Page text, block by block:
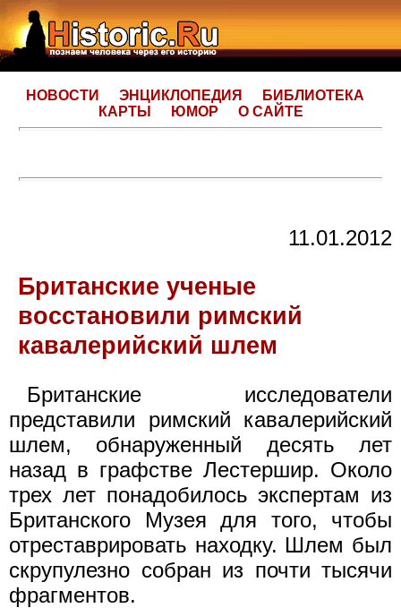
НОВОСТИ ЭНЦИКЛОПЕДИЯ
БИБЛИОТЕКА
КАРТЫ
ЮМОР О САЙТЕ
11.01.2012
Британские ученые
восстановили римский
кавалерийский шлем
Британские исследователи
представили римский кавалерийский
шлем, обнаруженный десять лет
назад в графстве Лестершир. Около
трех лет понадобилось экспертам из
Британского Музея для того, чтобы
отреставрировать находку. Шлем был
скрупулезно собран из почти тысячи
фрагментов.